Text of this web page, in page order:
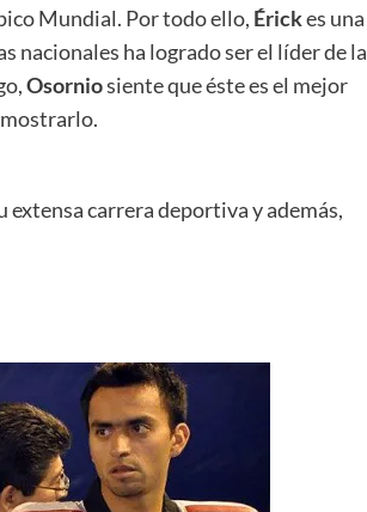
Mundial. Por todo ello, Érickes una
nacionales ha logrado ser el líder de la
Osorniosiente que éste es el mejor
extensa carrera deportiva y además,